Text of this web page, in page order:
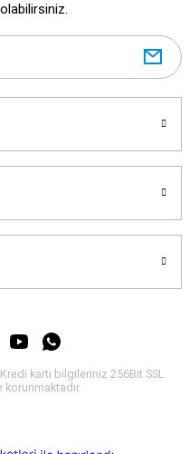
kartı bilgileriniz 256Bit SSL
korunmaktadır.